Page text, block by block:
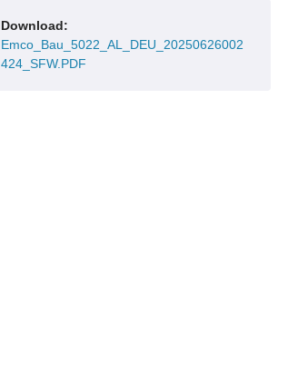
Download:
Emco_Bau_5022_AL_DEU_20250626002
424_SFW.PDF